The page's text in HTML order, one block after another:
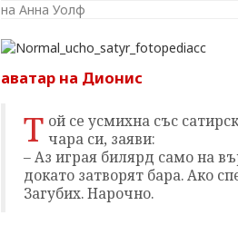
на Анна Уолф
аватар на Дионис
Т ой се усмихна със
чара си, заяви:
– Аз играя билярд само на
докато затворят бара. Ако
Загубих. Нарочно.